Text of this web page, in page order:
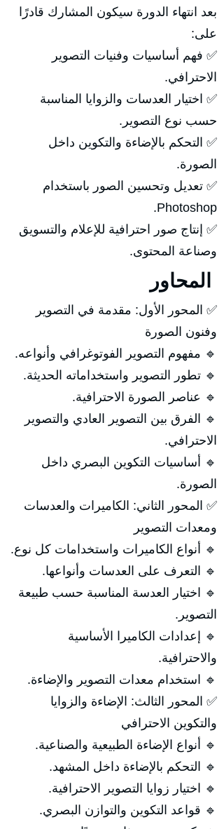
بعد انتهاء الدورة سيكون المشارك قادرًا
على:
✅ فهم أساسيات وفنيات التصوير
الاحترافي.
✅ اختيار العدسات والزوايا المناسبة
حسب نوع التصوير.
✅ التحكم بالإضاءة والتكوين داخل
الصورة.
✅ تعديل وتحسين الصور باستخدام
Photoshop.
✅ إنتاج صور احترافية للإعلام والتسويق
وصناعة المحتوى.
✅ المحور الأول: مقدمة في التصوير
وفنون الصورة
🔹 مفهوم التصوير الفوتوغرافي وأنواعه.
🔹 تطور التصوير واستخداماته الحديثة.
🔹 عناصر الصورة الاحترافية.
🔹 الفرق بين التصوير العادي والتصوير
الاحترافي.
🔹 أساسيات التكوين البصري داخل
الصورة.
✅ المحور الثاني: الكاميرات والعدسات
ومعدات التصوير
🔹 أنواع الكاميرات واستخدامات كل نوع.
🔹 التعرف على العدسات وأنواعها.
🔹 اختيار العدسة المناسبة حسب طبيعة
التصوير.
🔹 إعدادات الكاميرا الأساسية
والاحترافية.
🔹 استخدام معدات التصوير والإضاءة.
✅ المحور الثالث: الإضاءة والزوايا
والتكوين الاحترافي
🔹 أنواع الإضاءة الطبيعية والصناعية.
🔹 التحكم بالإضاءة داخل المشهد.
🔹 اختيار زوايا التصوير الاحترافية.
🔹 قواعد التكوين والتوازن البصري.